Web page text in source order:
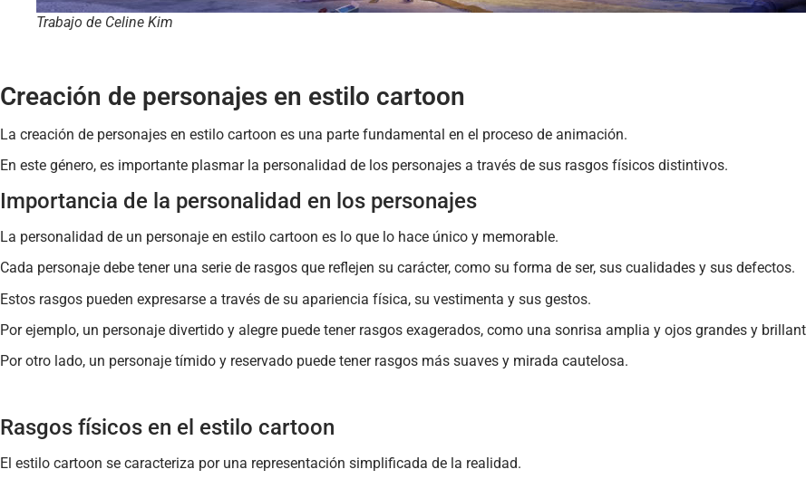
Trabajo de Celine Kim
Creación de personajes en estilo cartoon
La creación de personajes en estilo cartoon es una parte fundamental en el proceso de animación.
En este género, es importante plasmar la personalidad de los personajes a través de sus rasgos físicos distintivos.
Importancia de la personalidad en los personajes
La personalidad de un personaje en estilo cartoon es lo que lo hace único y memorable.
Cada personaje debe tener una serie de rasgos que reflejen su carácter, como su forma de ser, sus cualidades y sus defectos.
Estos rasgos pueden expresarse a través de su apariencia física, su vestimenta y sus gestos.
Por ejemplo, un personaje divertido y alegre puede tener rasgos exagerados, como una sonrisa amplia y ojos grandes y
Por otro lado, un personaje tímido y reservado puede tener rasgos más suaves y mirada cautelosa.
Rasgos físicos en el estilo cartoon
El estilo cartoon se caracteriza por una representación simplificada de la realidad.